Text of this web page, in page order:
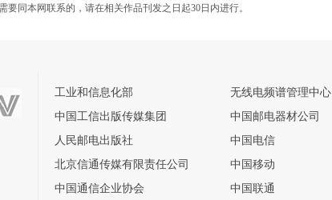
要同本网联系的，请在相关作品刊发之日起30日内进行。
工业和信息化部
中国工信出版传媒集团
人民邮电出版社
北京信通传媒有限责任公司
中国通信企业协会
无线电频谱管理中心
中国邮电器材公司
中国电信
中国移动
中国联通